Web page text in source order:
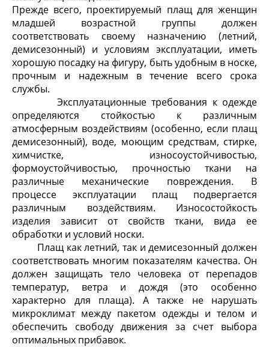
Прежде всего, проектируемый плащ для женщин
младшей возрастной группы должен
соответствовать своему назначению (летний,
демисезонный) и условиям эксплуатации, иметь
хорошую посадку на фигуру, быть удобным в носке,
прочным и надежным в течение всего срока
службы.
Эксплуатационные требования к одежде
определяются стойкостью к различным
атмосферным воздействиям (особенно, если плащ
демисезонный), воде, моющим средствам, стирке,
химчистке, износоустойчивостью,
формоустойчивостью, прочностью ткани на
различные механические повреждения. В
процессе эксплуатации плащ подвергается
различным воздействиям. Износостойкость
изделия зависит от свойств ткани, вида ее
обработки и условий носки.
Плащ как летний, так и демисезонный должен
соответствовать многим показателям качества. Он
должен защищать тело человека от перепадов
температур, ветра и дождя (это особенно
характерно для плаща). А также не нарушать
микроклимат между пакетом одежды и телом и
обеспечить свободу движения за счет выбора
оптимальных прибавок.